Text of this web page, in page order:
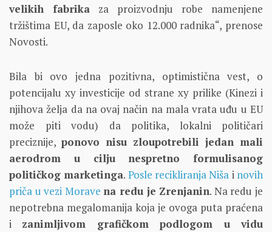
velikih fabrika za proizvodnju robe namenjene
tržištima EU, da zaposle oko 12.000 radnika“, prenose
Novosti.
Bila bi ovo jedna pozitivna, optimistična vest, o
potencijalu xy investicije od strane xy prilike (Kinezi i
njihova želja da na ovaj način na mala vrata uđu u EU
može piti vodu) da politika, lokalni političari
preciznije, ponovo nisu zloupotrebili jedan mali
aerodrom u cilju nespretno formulisanog
političkog marketinga. Posle recikliranja Niša i novih
priča u vezi Morave na redu je Zrenjanin. Na redu je
nepotrebna megalomanija koja je ovoga puta praćena
i zanimljivom grafičkom podlogom u vidu